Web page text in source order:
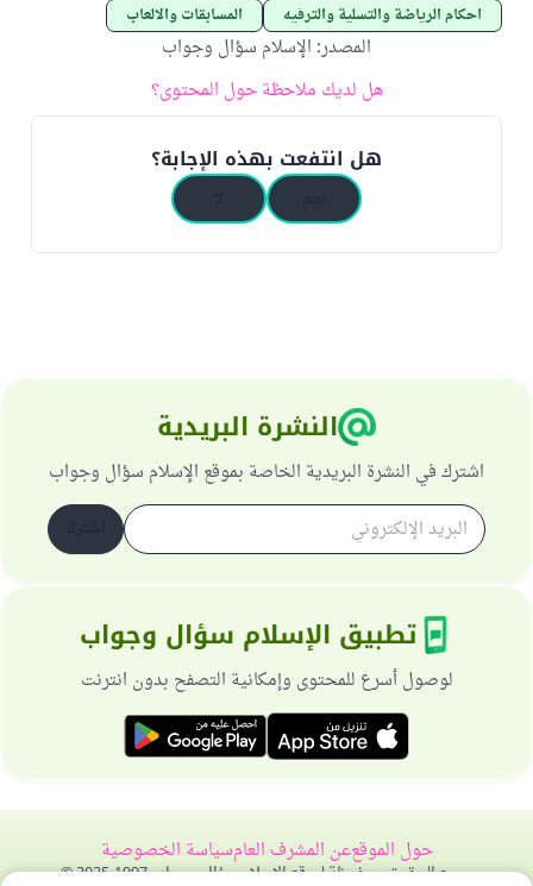
أحكام الرياضة والتسلية والترفيه المسابقات والألعاب
المصدر: الإسلام سؤال وجواب
هل لديك ملاحظة حول المحتوى؟
هل انتفعت بهذه الإجابة؟
النشرة البريدية
اشترك في النشرة البريدية الخاصة بموقع الإسلام سؤال وجواب
تطبيق الإسلام سؤال وجواب
لوصول أسرع للمحتوى وإمكانية التصفح بدون انترنت
حول الموقععن المشرف العامسياسة الخصوصية
جميع الحقوق محفوظة لموقع الإسلام سؤال وجواب 1997-2025 ©